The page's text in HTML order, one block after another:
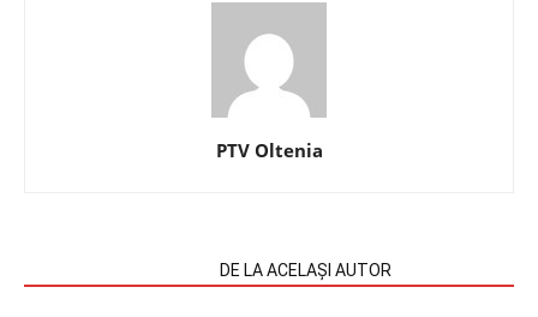
PTV Oltenia
DE LA ACELAȘI AUTOR